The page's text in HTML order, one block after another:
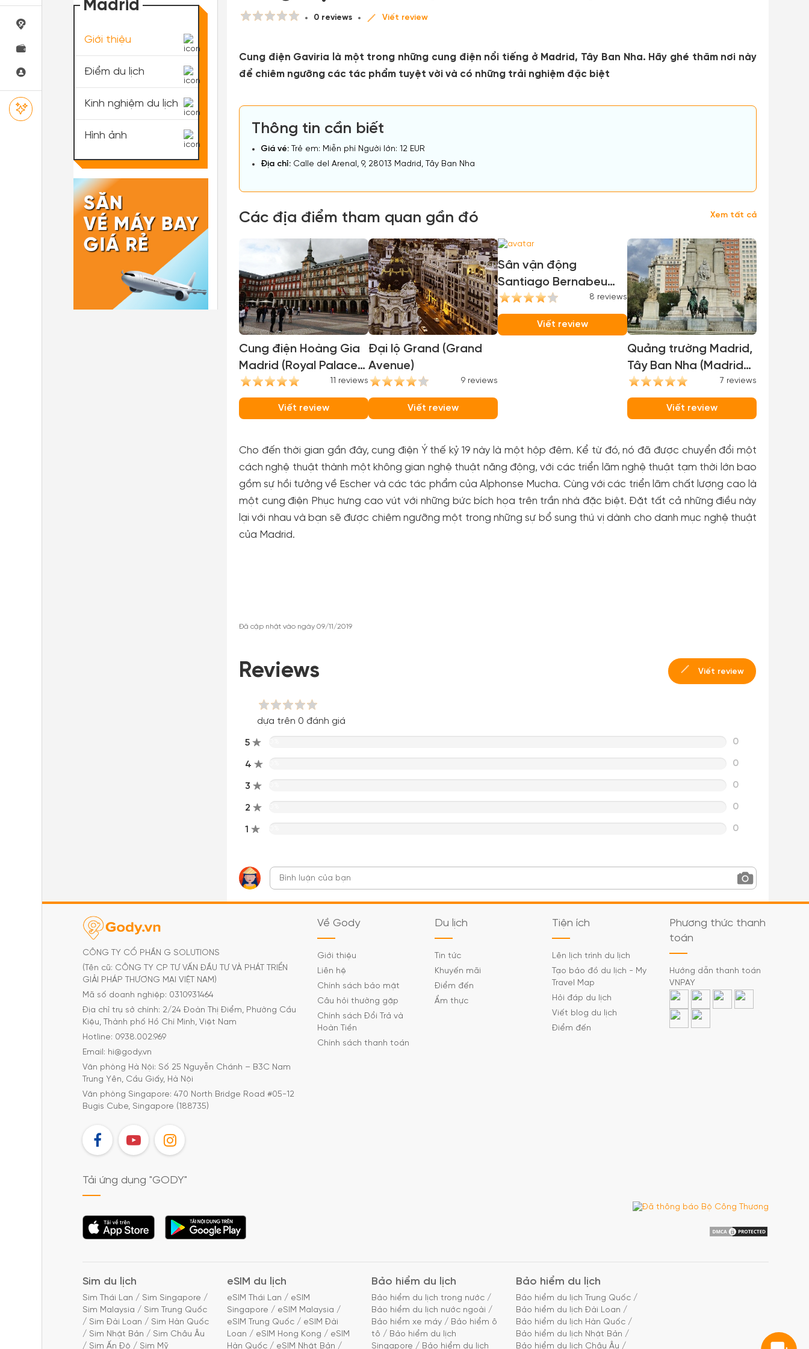
0 reviews Viết review
Cung điện Gaviria là một trong những cung điện nổi tiếng ở Madrid, Tây Ban Nha. Hãy ghé thăm nơi này
để chiêm ngưỡng các tác phẩm tuyệt vời và có những trải nghiệm đặc biệt
Thông tin cần biết
Giá vé: Trẻ em: Miễn phí Người lớn: 12 EUR
Địa chỉ: Calle del Arenal, 9, 28013 Madrid, Tây Ban Nha
Các địa điểm tham quan gần đó Xem tất cả
Cung điện Hoàng Gia
Madrid (Royal Palace
of Madrid)
11 reviews
Viết review
Đại lộ Grand (Grand
Avenue)
9 reviews
Viết review
Sân vận động
Santiago Bernabeu
(Santiago Bernabeu
Stadium)
8 reviews
Viết review
Quảng trường Madrid,
Tây Ban Nha (Madrid
Plaza, Spain)
7 reviews
Viết review
Cho đến thời gian gần đây, cung điện Ý thế kỷ 19 này là một hộp đêm. Kể từ đó, nó đã được chuyển đổi một
cách nghệ thuật thành một không gian nghệ thuật năng động, với các triển lãm nghệ thuật tạm thời lớn bao
gồm sự hồi tưởng về Escher và các tác phẩm của Alphonse Mucha. Cùng với các triển lãm chất lượng cao là
một cung điện Phục hưng cao vút với những bức bích họa trên trần nhà đặc biệt. Đặt tất cả những điều này
lại với nhau và bạn sẽ được chiêm ngưỡng một trong những sự bổ sung thú vị dành cho danh mục nghệ thuật
của Madrid.
Đã cập nhật vào ngày 09/11/2019
Reviews Viết review
dựa trên 0 đánh giá
5 0
4 0
3 0
2 0
1 0
Madrid
Giới thiệu
Điểm du lịch
Kinh nghiệm du lịch
Hình ảnh
CÔNG TY CỔ PHẦN G SOLUTIONS
(Tên cũ: CÔNG TY CP TƯ VẤN ĐẦU TƯ VÀ PHÁT TRIỂN
GIẢI PHÁP THƯƠNG MẠI VIỆT NAM)
Mã số doanh nghiệp: 0310931464
Địa chỉ trụ sở chính: 2/24 Đoàn Thị Điểm, Phường Cầu
Kiệu, Thành phố Hồ Chí Minh, Việt Nam
Hotline: 0938.002.969
Email: hi@gody.vn
Văn phòng Hà Nội: Số 25 Nguyễn Chánh – B3C Nam
Trung Yên, Cầu Giấy, Hà Nội
Văn phòng Singapore: 470 North Bridge Road #05-12
Bugis Cube, Singapore (188735)
FB YT IG
Về Gody
Giới thiệu
Liên hệ
Chính sách bảo mật
Câu hỏi thường gặp
Chính sách Đổi Trả và
Hoàn Tiền
Chính sách thanh toán
Du lịch
Tin tức
Khuyến mãi
Điểm đến
Ẩm thực
Tiện ích
Lên lịch trình du lịch
Tạo bảo đồ du lịch - My
Travel Map
Hỏi đáp du lịch
Viết blog du lịch
Điểm đến
Phương thức thanh
toán
Hướng dẫn thanh toán
VNPAY
Tải ứng dụng "GODY"
Tải ứng dụng Tải ứng dụng
Sim du lịch
Sim Thái Lan / Sim Singapore /
Sim Malaysia / Sim Trung Quốc
/ Sim Đài Loan / Sim Hàn Quốc
/ Sim Nhật Bản / Sim Châu Âu
/ Sim Ấn Độ / Sim Mỹ
eSIM du lịch
eSIM Thái Lan / eSIM
Singapore / eSIM Malaysia /
eSIM Trung Quốc / eSIM Đài
Loan / eSIM Hong Kong / eSIM
Hàn Quốc / eSIM Nhật Bản /
Bảo hiểm du lịch
Bảo hiểm du lịch trong nước /
Bảo hiểm du lịch nước ngoài /
Bảo hiểm xe máy / Bảo hiểm ô
tô / Bảo hiểm du lịch
Singapore / Bảo hiểm du lịch
Bảo hiểm du lịch
Bảo hiểm du lịch Trung Quốc /
Bảo hiểm du lịch Đài Loan /
Bảo hiểm du lịch Hàn Quốc /
Bảo hiểm du lịch Nhật Bản /
Bảo hiểm du lịch Châu Âu /